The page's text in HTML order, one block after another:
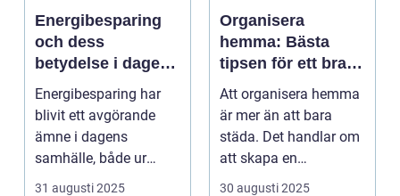
Energibesparing
och dess
betydelse i dagens
samhälle
Energibesparing har
blivit ett avgörande
ämne i dagens
samhälle, både ur
ekonom...
31 augusti 2025
Organisera
hemma: Bästa
tipsen för ett bra
resultat
Att organisera hemma
är mer än att bara
städa. Det handlar om
att skapa en
harmonisk ...
30 augusti 2025